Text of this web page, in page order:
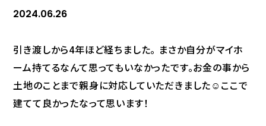
2024.06.26
引き渡しから4年ほど経ちました。 まさか自分がマイホ
ーム持てるなんて思ってもいなかったです。お金の事から
土地のことまで親身に対応していただきました☺️ここで
建てて良かったなって思います！